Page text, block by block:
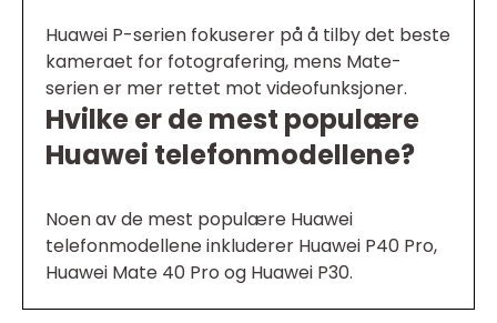
Huawei P-serien fokuserer på å tilby det beste
kameraet for fotografering, mens Mate-
serien er mer rettet mot videofunksjoner.
Hvilke er de mest populære
Huawei telefonmodellene?
Noen av de mest populære Huawei
telefonmodellene inkluderer Huawei P40 Pro,
Huawei Mate 40 Pro og Huawei P30.